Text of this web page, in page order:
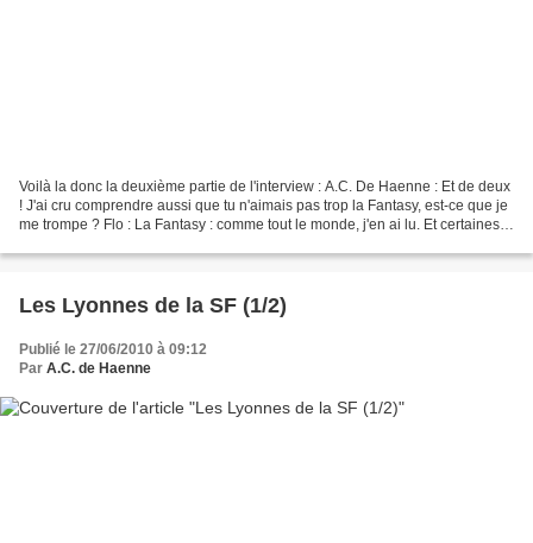
Voilà la donc la deuxième partie de l'interview : A.C. De Haenne : Et de deux
! J'ai cru comprendre aussi que tu n'aimais pas trop la Fantasy, est-ce que je
me trompe ? Flo : La Fantasy : comme tout le monde, j'en ai lu. Et certaines
Les Lyonnes de la SF (1/2)
Publié le 27/06/2010 à 09:12
Par A.C. de Haenne